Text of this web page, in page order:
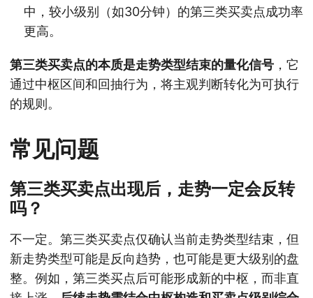
中，较小级别（如30分钟）的第三类买卖点成功率
更高。
第三类买卖点的本质是走势类型结束的量化信号 ，它
通过中枢区间和回抽行为，将主观判断转化为可执行
的规则。
常见问题
第三类买卖点出现后，走势一定会反转
吗？
不一定。第三类买卖点仅确认当前走势类型结束，但
新走势类型可能是反向趋势，也可能是更大级别的盘
整。例如，第三类买点后可能形成新的中枢，而非直